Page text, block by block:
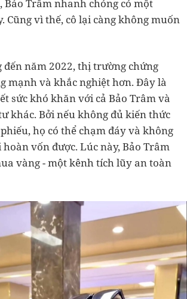
Bảo Trâm nhanh chóng có một
Cũng vì thế, cô lại càng không muốn
đến năm 2022, thị trường chứng
mạnh và khắc nghiệt hơn. Đây là
sức khó khăn với cả Bảo Trâm và
khác. Bởi nếu không đủ kiến thức
họ có thể chạm đáy và không
vốn được. Lúc này, Bảo Trâm
vàng - một kênh tích lũy an toàn